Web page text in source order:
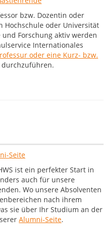
bzw. Dozentin oder
Hochschule oder Universität
Forschung aktiv werden
Internationales
oder eine Kurz- bzw.
durchzuführen.
ist ein perfekter Start in
auch für unsere
Wo unsere Absolventen
nach ihrem
sie über Ihr Studium an der
Alumni-Seite.